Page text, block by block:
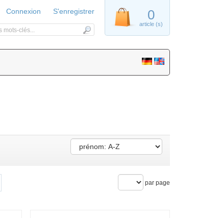
par page
0
article (s)
Connexion S'enregistrer